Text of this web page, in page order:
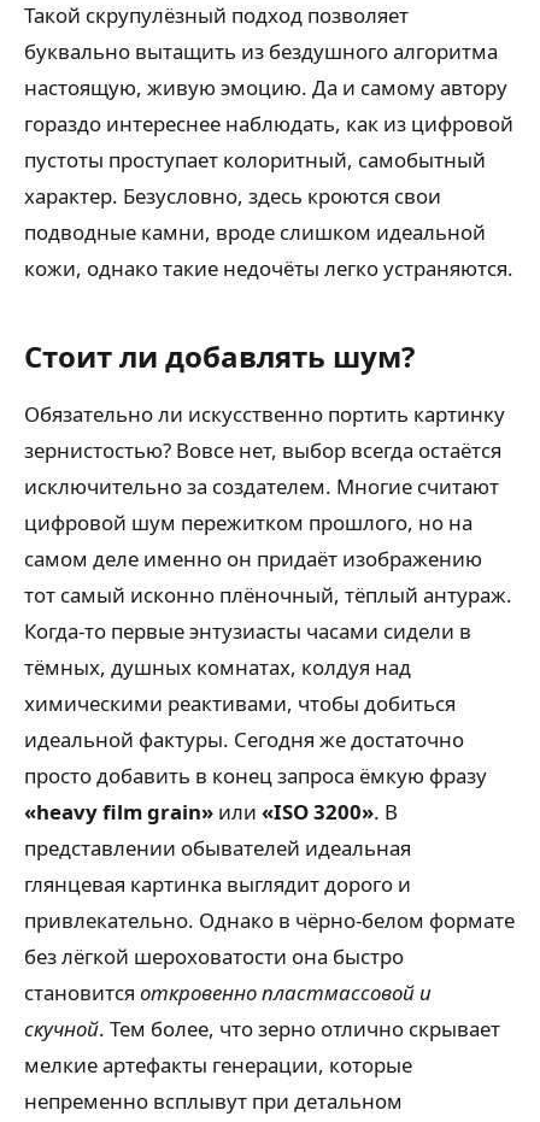
Такой скрупулёзный подход позволяет
буквально вытащить из бездушного алгоритма
настоящую, живую эмоцию. Да и самому автору
гораздо интереснее наблюдать, как из цифровой
пустоты проступает колоритный, самобытный
характер. Безусловно, здесь кроются свои
подводные камни, вроде слишком идеальной
кожи, однако такие недочёты легко устраняются.
Стоит ли добавлять шум?
Обязательно ли искусственно портить картинку
зернистостью? Вовсе нет, выбор всегда остаётся
исключительно за создателем. Многие считают
цифровой шум пережитком прошлого, но на
самом деле именно он придаёт изображению
тот самый исконно плёночный, тёплый антураж.
Когда-то первые энтузиасты часами сидели в
тёмных, душных комнатах, колдуя над
химическими реактивами, чтобы добиться
идеальной фактуры. Сегодня же достаточно
просто добавить в конец запроса ёмкую фразу
«heavy film grain» или «ISO 3200». В
представлении обывателей идеальная
глянцевая картинка выглядит дорого и
привлекательно. Однако в чёрно-белом формате
без лёгкой шероховатости она быстро
становится откровенно пластмассовой и
скучной. Тем более, что зерно отлично скрывает
мелкие артефакты генерации, которые
непременно всплывут при детальном